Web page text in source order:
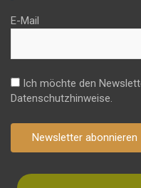
E-Mail
Ich möchte den
Datenschutzhinweise.
Newsletter abonnieren